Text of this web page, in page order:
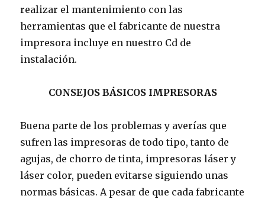
realizar el mantenimiento con las
herramientas que el fabricante de nuestra
impresora incluye en nuestro Cd de
instalación.
CONSEJOS BÁSICOS IMPRESORAS
Buena parte de los problemas y averías que
sufren las impresoras de todo tipo, tanto de
agujas, de chorro de tinta, impresoras láser y
láser color, pueden evitarse siguiendo unas
normas básicas. A pesar de que cada fabricante